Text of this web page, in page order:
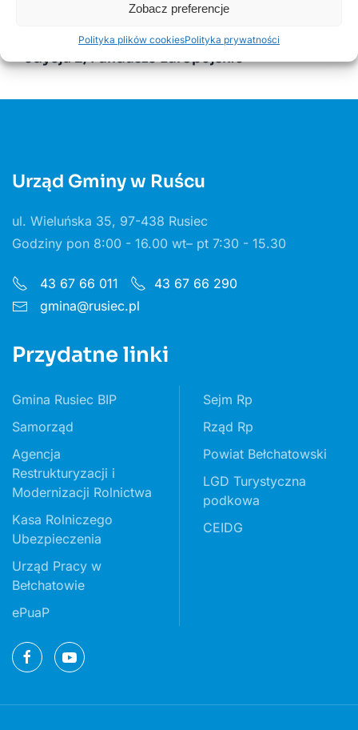
Zobacz preferencje
Polityka plików cookiesPolityka prywatności
Odnawialne źródła energii w Gminie Rusiec –
edycja 2, Fundusze Europejskie
Urząd Gminy w Ruścu
ul. Wieluńska 35, 97-438 Rusiec
Godziny pon 8:00 - 16.00 wt– pt 7:30 - 15.30
43 67 66 011
43 67 66 290
gmina@rusiec.pl
Przydatne linki
Gmina Rusiec BIP
Samorząd
Agencja
Restrukturyzacji i
Modernizacji Rolnictwa
Kasa Rolniczego
Ubezpieczenia
Urząd Pracy w
Bełchatowie
ePuaP
Sejm Rp
Rząd Rp
Powiat Bełchatowski
LGD Turystyczna
podkowa
CEIDG